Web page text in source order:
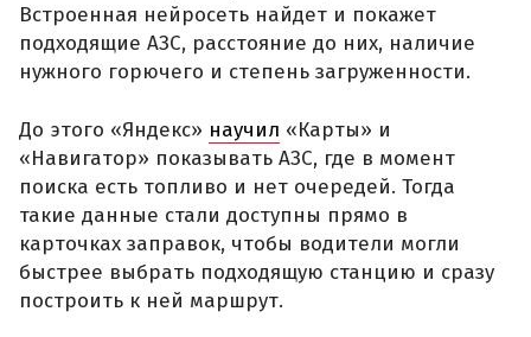
Встроенная нейросеть найдет и покажет
подходящие АЗС, расстояние до них, наличие
нужного горючего и степень загруженности.
До этого «Яндекс» научил «Карты» и
«Навигатор» показывать АЗС, где в момент
поиска есть топливо и нет очередей. Тогда
такие данные стали доступны прямо в
карточках заправок, чтобы водители могли
быстрее выбрать подходящую станцию и сразу
построить к ней маршрут.